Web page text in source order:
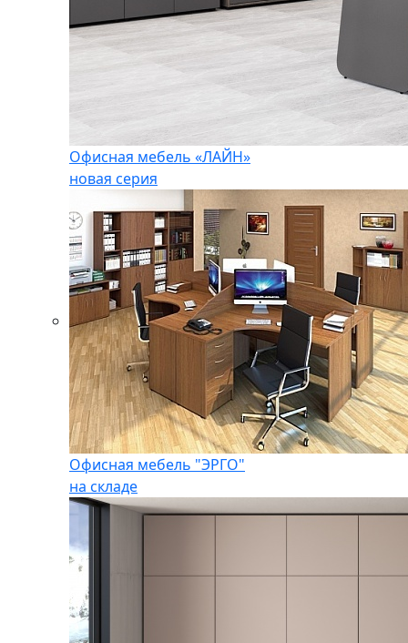
Офисная мебель «ЛАЙН»
новая серия
Офисная мебель "ЭРГО"
на складе